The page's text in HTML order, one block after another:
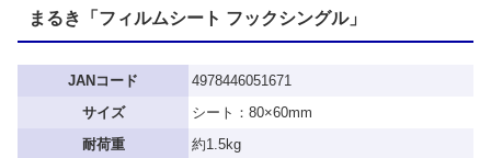
まるき「フィルムシート フックシングル」
JANコード
4978446051671
サイズ
シート：80×60mm
耐荷重
約1.5kg